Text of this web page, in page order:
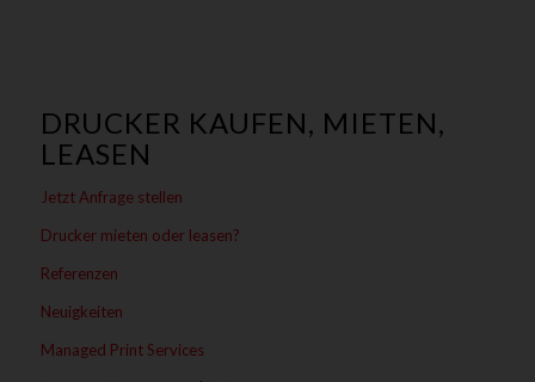
DRUCKER KAUFEN, MIETEN,
LEASEN
Jetzt Anfrage stellen
Drucker mieten oder leasen?
Referenzen
Neuigkeiten
Managed Print Services